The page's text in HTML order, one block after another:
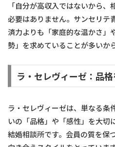
「自分が高収入ではないから
必要はありません。サンセリテ
済力よりも「家庭的な温かさ」
勢」を求めていることが多いか
ラ・セレヴィーゼ：品
ラ・セレヴィーゼは、単なる条
いの「品格」や「感性」を大切
結婚相談所です。会員の質を保